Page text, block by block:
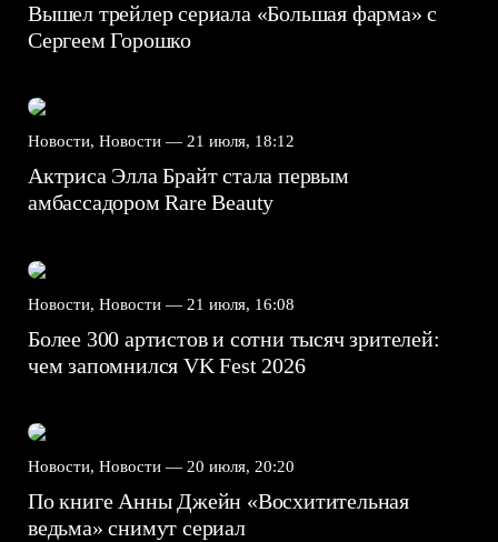
Вышел трейлер сериала «Большая фарма» с
Сергеем Горошко
Новости, Новости — 21 июля, 18:12
Актриса Элла Брайт стала первым
амбассадором Rare Beauty
Новости, Новости — 21 июля, 16:08
Более 300 артистов и сотни тысяч зрителей:
чем запомнился VK Fest 2026
Новости, Новости — 20 июля, 20:20
По книге Анны Джейн «Восхитительная
ведьма» снимут сериал